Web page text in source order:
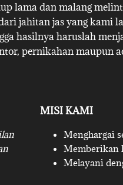
lama dan malang
jahitan jas yang kami
hasilnya haruslah
pernikahan maupun
MISI KAMI
Menghargai
Memberikan
Melayani